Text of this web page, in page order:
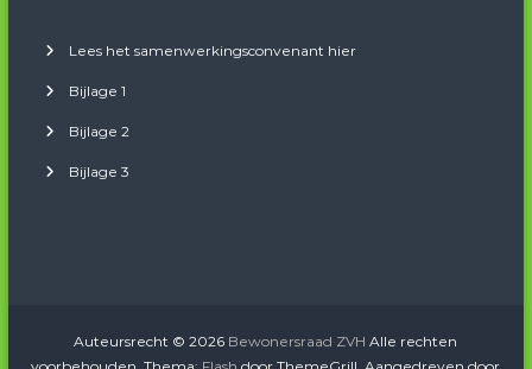
Lees het samenwerkingsconvenant hier
Bijlage 1
Bijlage 2
Bijlage 3
Auteursrecht © 2026 Bewonersraad ZVH Alle rechten